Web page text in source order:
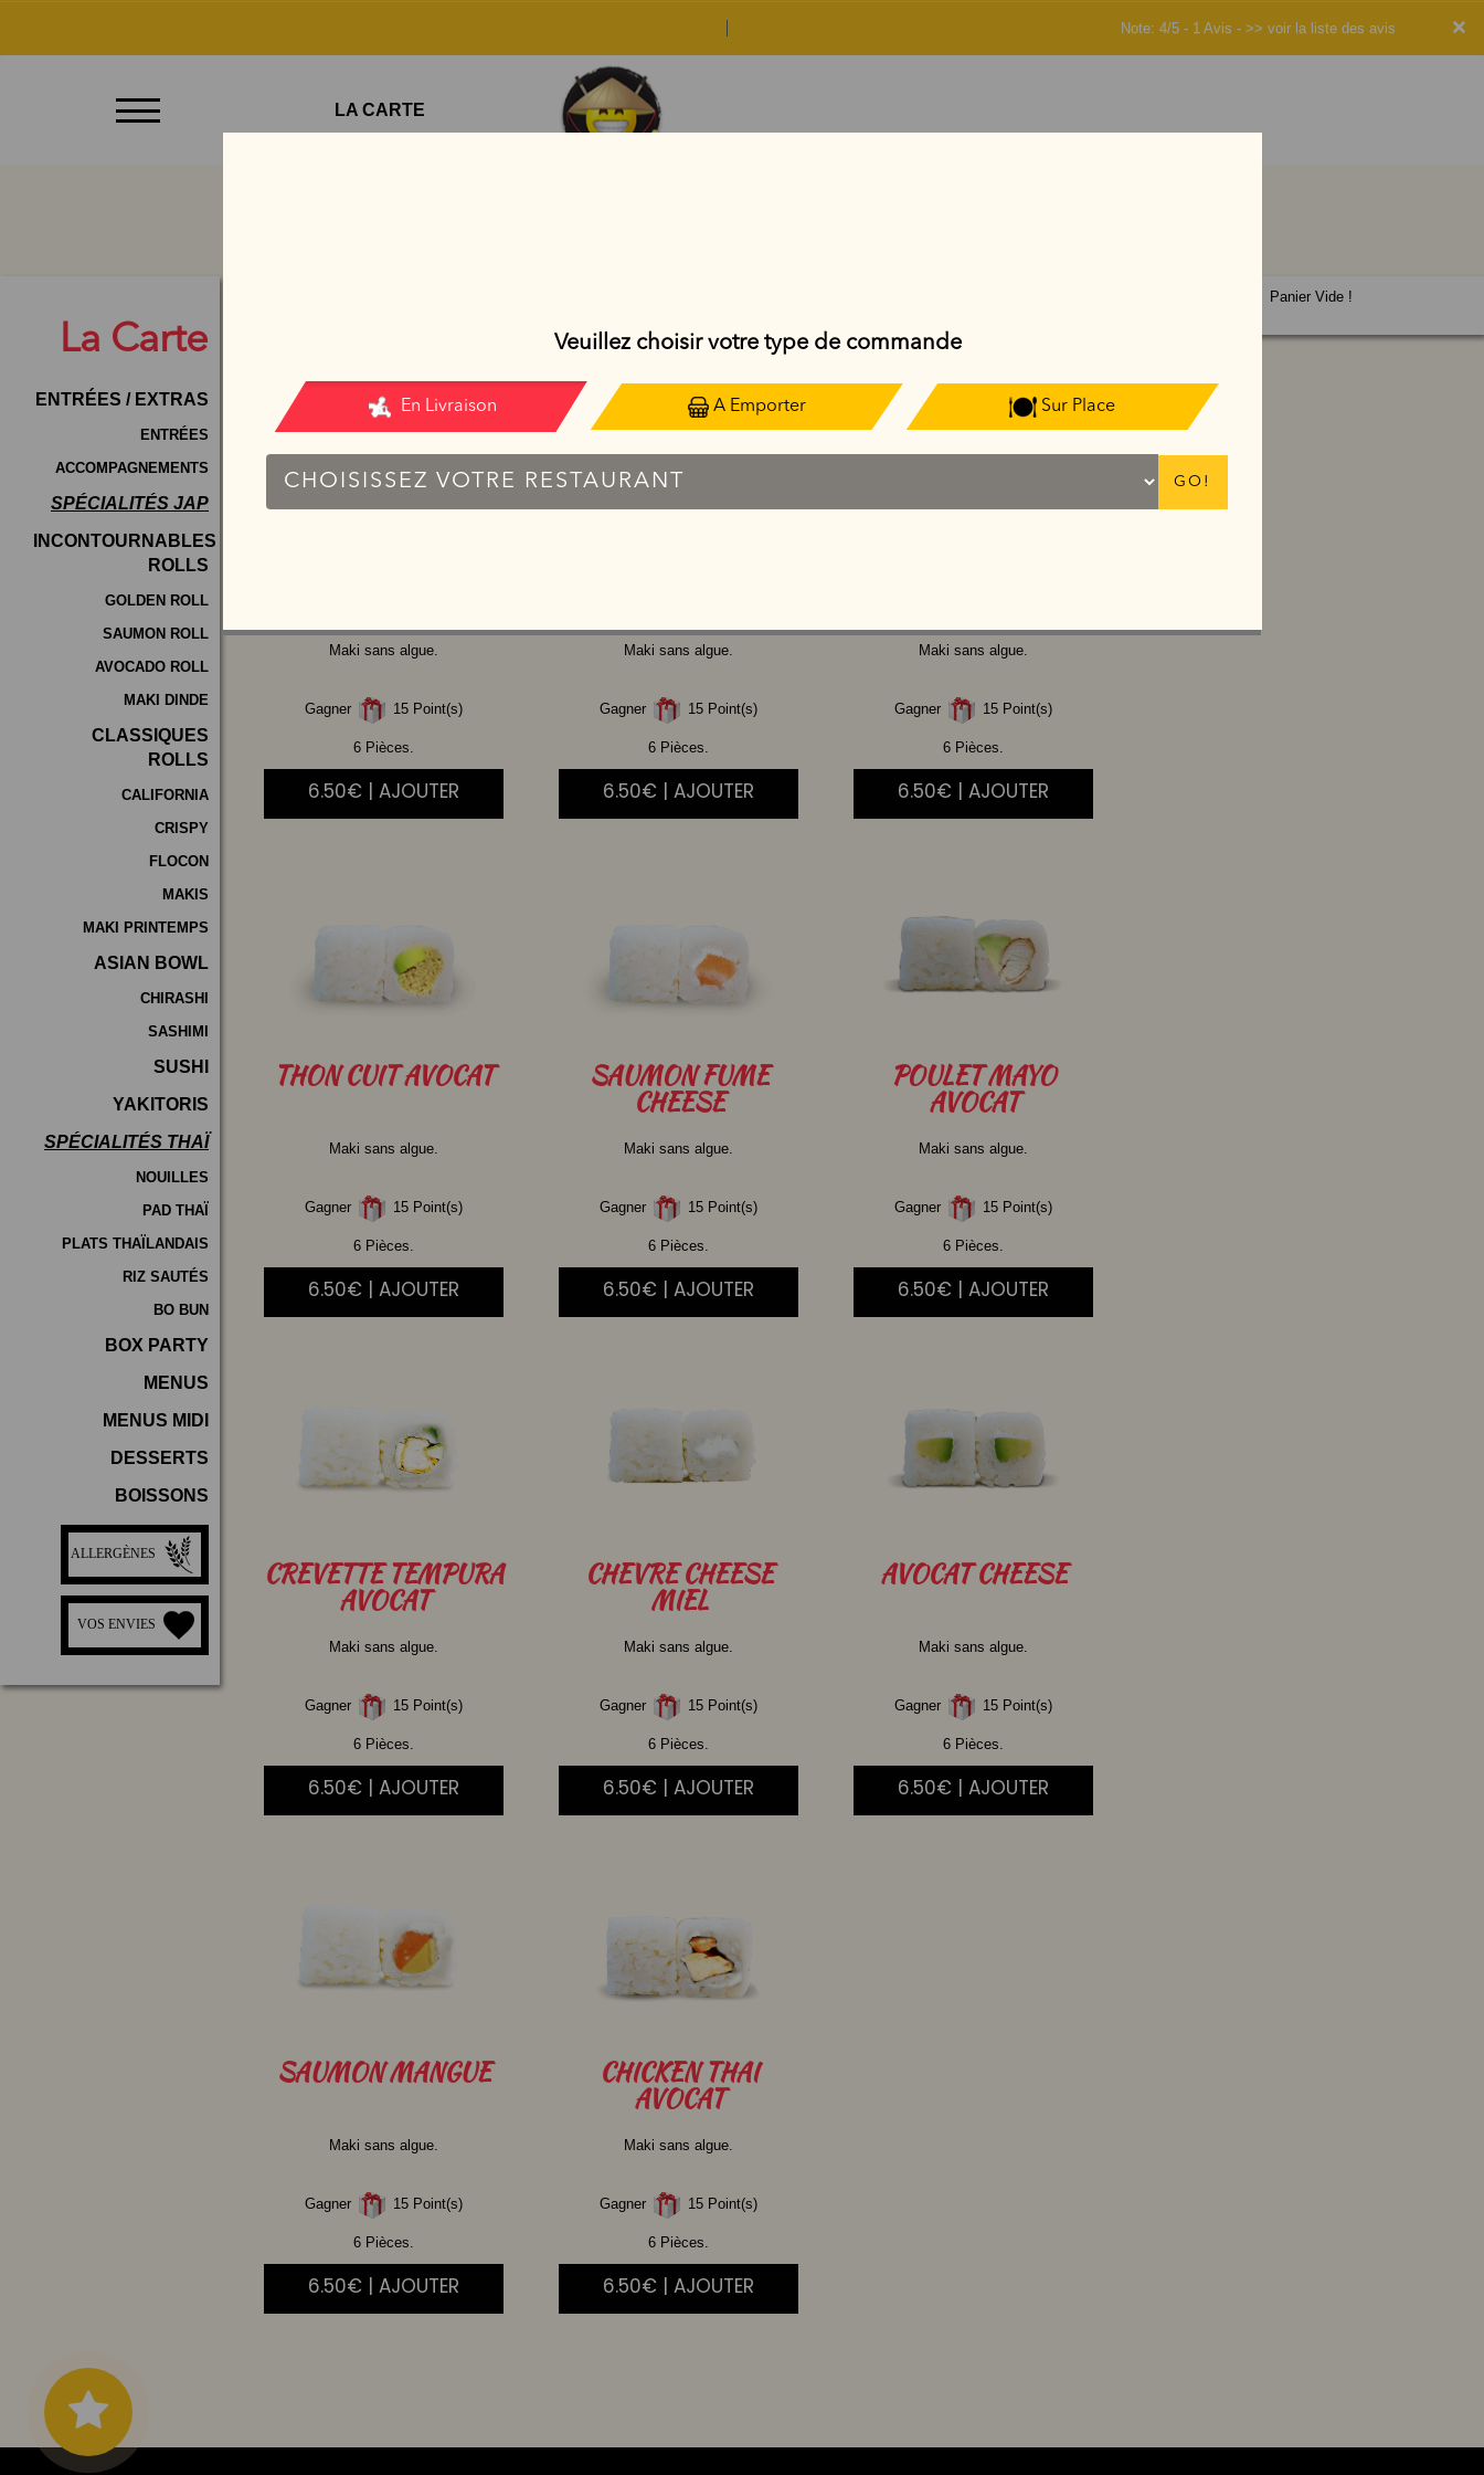
×
Note: 4/5 - 1 Avis - >> voir la liste des avis
Emporter
Contact
Mentions
Légales
Programme
De
Fidélité
Vos
Avis
de
LA CARTE
La Carte
ENTRÉES / EXTRAS
ENTRÉES
ACCOMPAGNEMENTS
SPÉCIALITÉS JAP
INCONTOURNABLES
ROLLS
GOLDEN ROLL
SAUMON ROLL
AVOCADO ROLL
MAKI DINDE
CLASSIQUES
ROLLS
CALIFORNIA
CRISPY
FLOCON
MAKIS
MAKI PRINTEMPS
ASIAN BOWL
CHIRASHI
SASHIMI
SUSHI
YAKITORIS
SPÉCIALITÉS THAÏ
NOUILLES
PAD THAÏ
PLATS THAÏLANDAIS
RIZ SAUTÉS
BO BUN
BOX PARTY
MENUS
MENUS MIDI
DESSERTS
BOISSONS
ALLERGÈNES
VOS ENVIES
Maki sans algue.
Gagner 15 Point(s)
6 Pièces.
6.50€ | AJOUTER
Maki sans algue.
Gagner 15 Point(s)
6 Pièces.
6.50€ | AJOUTER
Maki sans algue.
Gagner 15 Point(s)
6 Pièces.
6.50€ | AJOUTER
THONCUIT AVOCAT
Maki sans algue.
Gagner 15 Point(s)
6 Pièces.
6.50€ | AJOUTER
SAUMONFUME
CHEESE
Maki sans algue.
Gagner 15 Point(s)
6 Pièces.
6.50€ | AJOUTER
POULETMAYO
AVOCAT
Maki sans algue.
Gagner 15 Point(s)
6 Pièces.
6.50€ | AJOUTER
CREVETTETEMPURA
AVOCAT
Maki sans algue.
Gagner 15 Point(s)
6 Pièces.
6.50€ | AJOUTER
CHEVRECHEESE
MIEL
Maki sans algue.
Gagner 15 Point(s)
6 Pièces.
6.50€ | AJOUTER
AVOCATCHEESE
Maki sans algue.
Gagner 15 Point(s)
6 Pièces.
6.50€ | AJOUTER
SAUMONMANGUE
Maki sans algue.
Gagner 15 Point(s)
6 Pièces.
6.50€ | AJOUTER
CHICKENTHAI
AVOCAT
Maki sans algue.
Gagner 15 Point(s)
6 Pièces.
6.50€ | AJOUTER
Panier Vide !